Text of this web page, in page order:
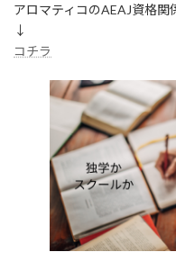
アロマティコのAEAJ資格関
↓
コチラ